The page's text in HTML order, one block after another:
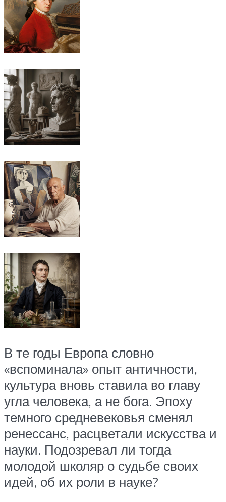
В те годы Европа словно
«вспоминала» опыт античности,
культура вновь ставила во главу
угла человека, а не бога. Эпоху
темного средневековья сменял
ренессанс, расцветали искусства и
науки. Подозревал ли тогда
молодой школяр о судьбе своих
идей, об их роли в науке?